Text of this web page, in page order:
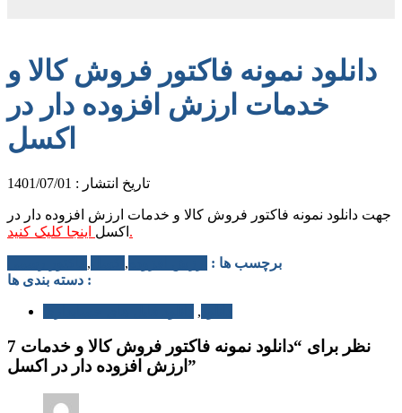
دانلود نمونه فاکتور فروش كالا و
خدمات ارزش افزوده دار در
اکسل
تاریخ انتشار : 1401/07/01
جهت دانلود نمونه فاکتور فروش كالا و خدمات ارزش افزوده دار در
اکسل اینجا کلیک کنید.
برچسب ها : ,
,
دسته بندی ها :
,
7 نظر برای “دانلود نمونه فاکتور فروش كالا و خدمات
ارزش افزوده دار در اکسل”